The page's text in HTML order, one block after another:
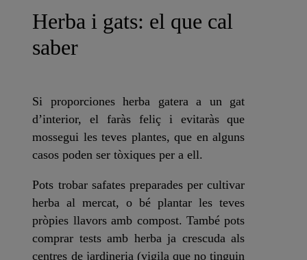
Herba i gats: el que cal
saber
Si proporciones herba gatera a un gat
d’interior, el faràs feliç i evitaràs que
mossegui les teves plantes, que en alguns
casos poden ser tòxiques per a ell.
Pots trobar safates preparades per cultivar
herba al mercat, o bé plantar les teves
pròpies llavors amb compost. També pots
comprar tests amb herba ja crescuda als
centres de jardineria (vigila que no tinguin